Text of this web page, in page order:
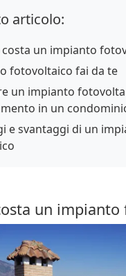
articolo:
un impianto
fotovoltaico fai da te
un impianto
in un
e svantaggi di un
un